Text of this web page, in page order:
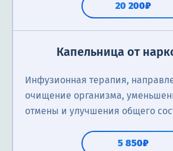
20 200₽
Капельница от
Инфузионная терапия,
очищение организма,
отмены и улучшения общего
5 850₽